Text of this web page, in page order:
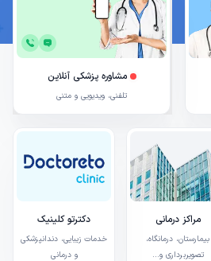
مشاوره پزشکی آنلاین
تلفنی، ویدیویی و متنی
مراکز درمانی
بیمارستان، درمانگاه،
تصویربرداری و...
دکترتو کلینیک
خدمات زیبایی، دندانپزشکی
و درمانی